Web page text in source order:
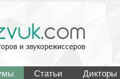
Статьи Дикторы